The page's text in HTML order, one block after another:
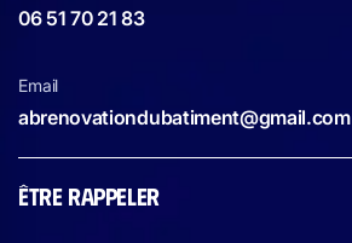
06 51 70 21 83
Email
abrenovationdubatiment@gmail.com
ÊTRE RAPPELER